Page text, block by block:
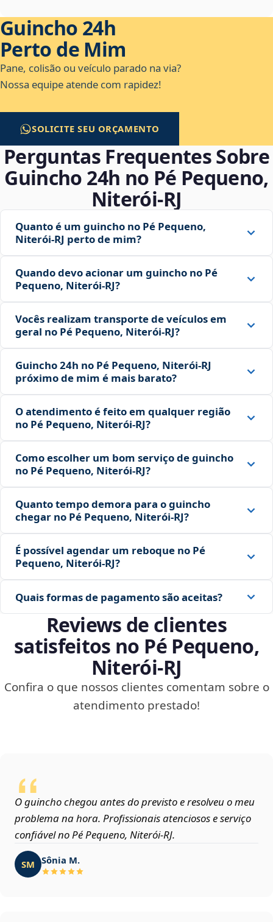
Guincho 24h
Perto de Mim
Pane, colisão ou veículo parado na via?
Nossa equipe atende com rapidez!
SOLICITE SEU ORÇAMENTO
Perguntas Frequentes Sobre
Guincho 24h no Pé Pequeno,
Niterói‑RJ
Quanto é um guincho no Pé Pequeno,
Niterói‑RJ perto de mim?
Quando devo acionar um guincho no Pé
Pequeno, Niterói‑RJ?
Vocês realizam transporte de veículos em
geral no Pé Pequeno, Niterói‑RJ?
Guincho 24h no Pé Pequeno, Niterói‑RJ
próximo de mim é mais barato?
O atendimento é feito em qualquer região
no Pé Pequeno, Niterói‑RJ?
Como escolher um bom serviço de guincho
no Pé Pequeno, Niterói‑RJ?
Quanto tempo demora para o guincho
chegar no Pé Pequeno, Niterói‑RJ?
É possível agendar um reboque no Pé
Pequeno, Niterói‑RJ?
Quais formas de pagamento são aceitas?
Reviews de clientes
satisfeitos no Pé Pequeno,
Niterói‑RJ
Confira o que nossos clientes comentam sobre o
atendimento prestado!
O guincho chegou antes do previsto e resolveu o meu
problema na hora. Profissionais atenciosos e serviço
confiável no Pé Pequeno, Niterói‑RJ.
SM Sônia M.